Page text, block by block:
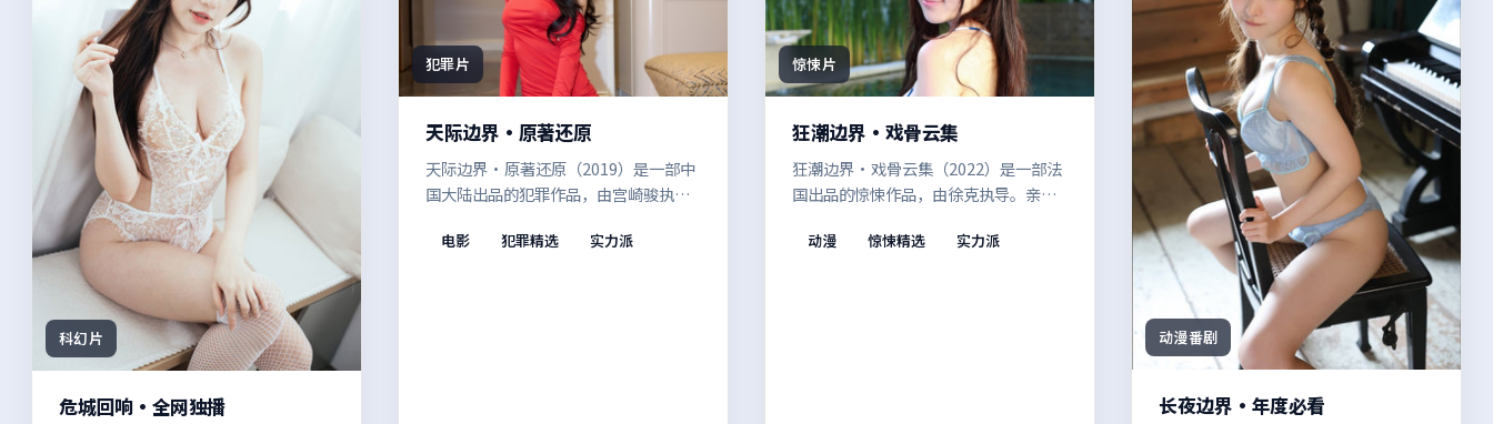
科幻片
危城回响·全网独播
犯罪片
天际边界·原著还原
天际边界·原著还原（2019）是一部中
国大陆出品的犯罪作品，由宫崎骏执
与场面调度相互呼应，强化了关键转折
电影 犯罪精选 实力派
惊悚片
狂潮边界·戏骨云集
狂潮边界·戏骨云集（2022）是一部法
国出品的惊悚作品，由徐克执导。亲情
言克制而富有张力，情绪在留白中慢慢
动漫 惊悚精选 实力派
动漫番剧
长夜边界·年度必看